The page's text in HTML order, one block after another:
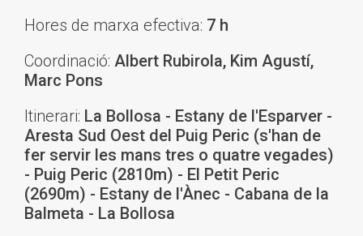
Hores de marxa efectiva: 7 h
Coordinació: Albert Rubirola, Kim Agustí,
Marc Pons
Itinerari: La Bollosa - Estany de l'Esparver -
Aresta Sud Oest del Puig Peric (s'han de
fer servir les mans tres o quatre vegades)
- Puig Peric (2810m) - El Petit Peric
(2690m) - Estany de l'Ànec - Cabana de la
Balmeta - La Bollosa